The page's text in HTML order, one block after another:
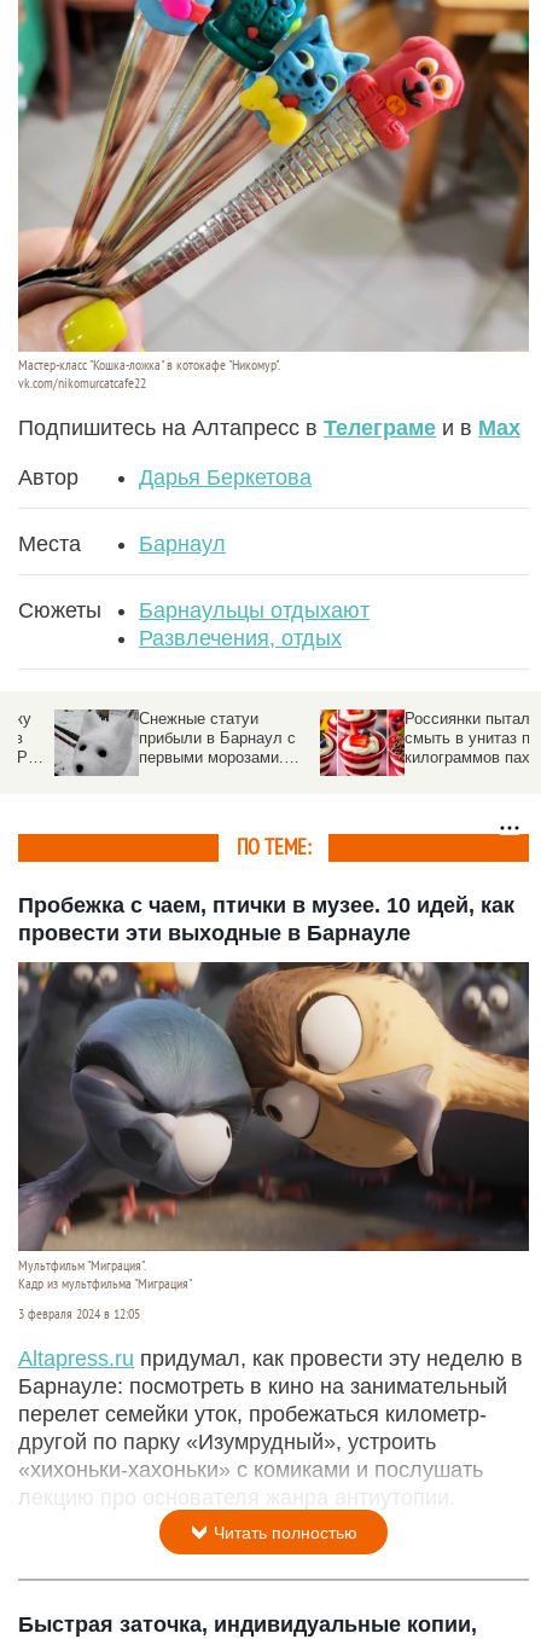
Мастер-класс "Кошка-ложка" в котокафе "Никомур".
vk.com/nikomurcatcafe22
Подпишитесь на Алтапресс в Телеграме и в Max
Автор Дарья Беркетова
Места Барнаул
Сюжеты
Барнаульцы отдыхают
Развлечения, отдых
Снежные статуи
прибыли в Барнаул с
первыми морозами.
Фото
Россиянки пытались
смыть в унитаз пять
килограммов пахлавы
в турецком отеле
ПО ТЕМЕ:
Пробежка с чаем, птички в музее. 10 идей, как
провести эти выходные в Барнауле
Мультфильм "Миграция".
Кадр из мультфильма "Миграция"
3 февраля 2024 в 12:05
Altapress.ru придумал, как провести эту неделю в
Барнауле: посмотреть в кино на занимательный
перелет семейки уток, пробежаться километр-
другой по парку «Изумрудный», устроить
«хихоньки-хахоньки» с комиками и послушать
лекцию про основателя жанра антиутопии.
Читать полностью
Быстрая заточка, индивидуальные копии,